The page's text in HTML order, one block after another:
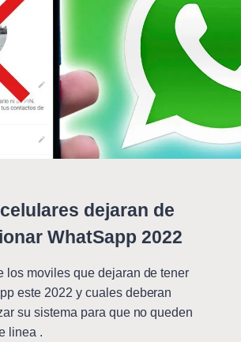
dejaran de
WhatSapp 2022
los moviles que dejaran de tener
este 2022 y cuales deberan
su sistema para que no queden
linea .